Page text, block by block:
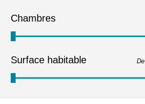
Chambres
Surface habitable De